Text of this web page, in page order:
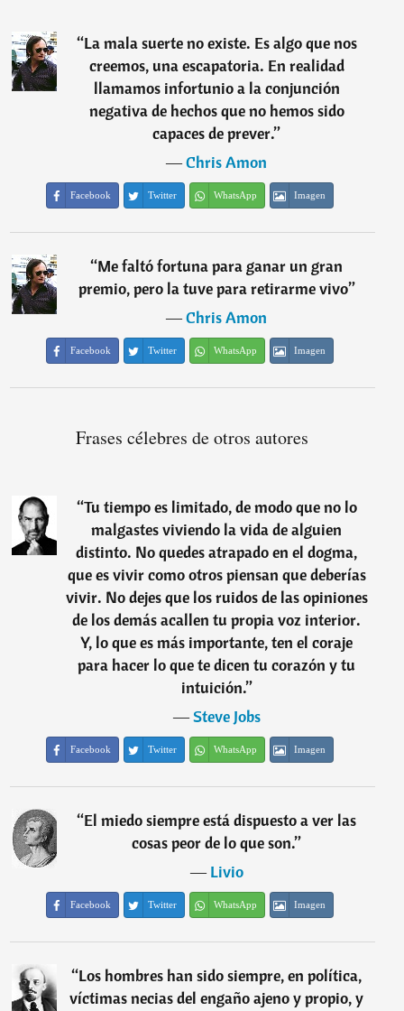
“La mala suerte no existe. Es algo que nos
creemos, una escapatoria. En realidad
llamamos infortunio a la conjunción
negativa de hechos que no hemos sido
capaces de prever.”
―Chris Amon
Facebook Twitter WhatsApp Imagen
“Me faltó fortuna para ganar un gran
premio, pero la tuve para retirarme vivo”
―Chris Amon
Facebook Twitter WhatsApp Imagen
Frases célebres de otros autores
“Tu tiempo es limitado, de modo que no lo
malgastes viviendo la vida de alguien
distinto. No quedes atrapado en el dogma,
que es vivir como otros piensan que deberías
vivir. No dejes que los ruidos de las opiniones
de los demás acallen tu propia voz interior.
Y, lo que es más importante, ten el coraje
para hacer lo que te dicen tu corazón y tu
intuición.”
―Steve Jobs
Facebook Twitter WhatsApp Imagen
“El miedo siempre está dispuesto a ver las
cosas peor de lo que son.”
―Livio
Facebook Twitter WhatsApp Imagen
“Los hombres han sido siempre, en política,
víctimas necias del engaño ajeno y propio, y